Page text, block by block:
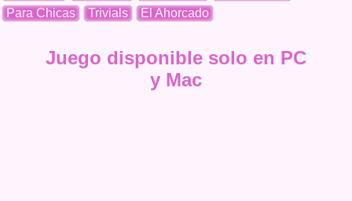
Para Chicas
Trivials El Ahorcado
Juego disponible solo en PC
y Mac